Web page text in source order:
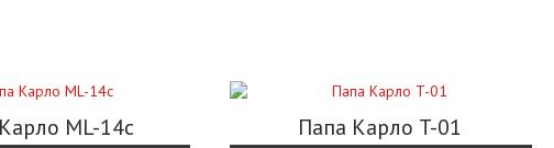
ML-14с Папа Карло T-01